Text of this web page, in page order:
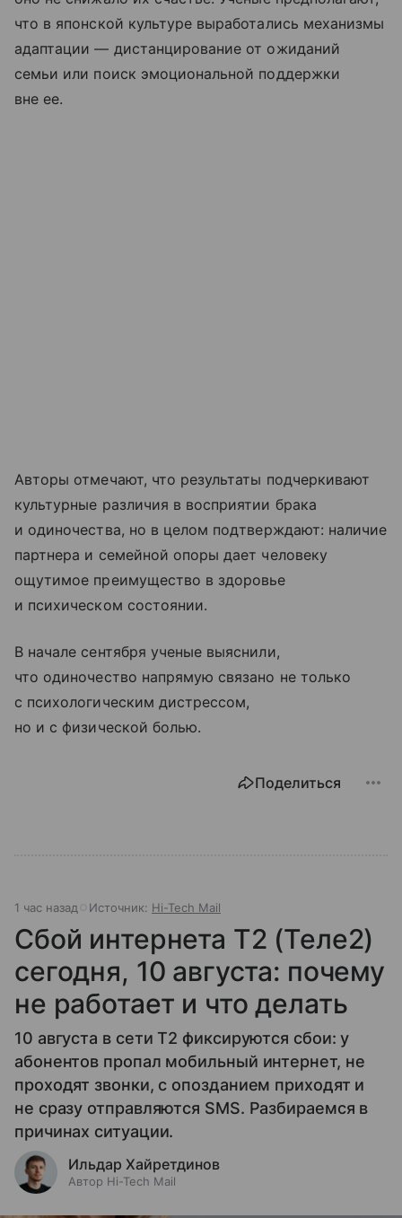
что в японской культуре выработались механизмы
адаптации — дистанцирование от ожиданий
семьи или поиск эмоциональной поддержки
вне ее.
Авторы отмечают, что результаты подчеркивают
культурные различия в восприятии брака
и одиночества, но в целом подтверждают: наличие
партнера и семейной опоры дает человеку
ощутимое преимущество в здоровье
и психическом состоянии.
В начале сентября ученые выяснили,
что одиночество напрямую связано не только
с психологическим дистрессом,
но и с физической болью.
Поделиться
1 час назад Источник: Hi-Tech Mail
Сбой интернета T2 (Теле2)
сегодня, 10 августа: почему
не работает и что делать
10 августа в сети T2 фиксируются сбои: у
абонентов пропал мобильный интернет, не
проходят звонки, с опозданием приходят и
не сразу отправляются SMS. Разбираемся в
причинах ситуации.
Ильдар Хайретдинов
Автор Hi-Tech Mail